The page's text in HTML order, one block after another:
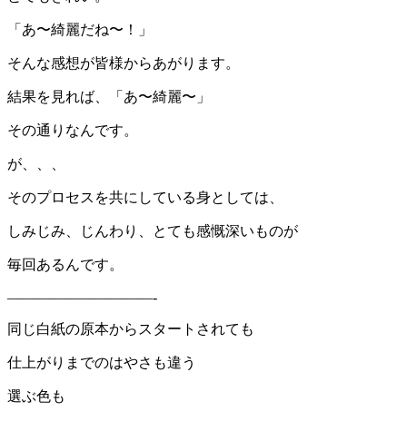
「あ〜綺麗だね〜！」
そんな感想が皆様からあがります。
結果を見れば、「あ〜綺麗〜」
その通りなんです。
が、、、
そのプロセスを共にしている身としては、
しみじみ、じんわり、とても感慨深いものが
毎回あるんです。
——————————-
同じ白紙の原本からスタートされても
仕上がりまでのはやさも違う
選ぶ色も